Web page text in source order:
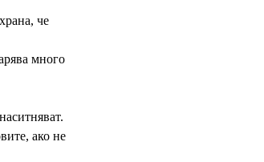
че
много
ако не